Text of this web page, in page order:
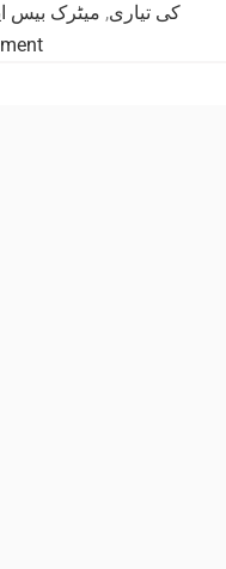
کی تیاری, میٹرک بیس